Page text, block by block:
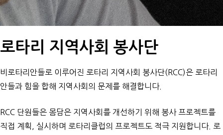
로타리 지역사회 봉사단
비로타리안들로 이루어진 로타리 지역사회 봉사단(RCC)은 로타리
안들과 힘을 합해 지역사회의 문제를 해결합니다.
RCC 단원들은 몸담은 지역사회를 개선하기 위해 봉사 프로젝트를
직접 계획, 실시하며 로타리클럽의 프로젝트도 적극 지원합니다. 로